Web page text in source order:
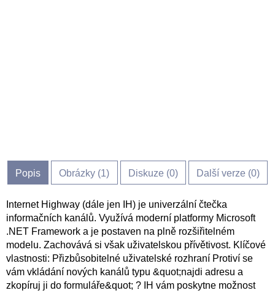
Popis Obrázky (1) Diskuze (0) Další verze (0)
Internet Highway (dále jen IH) je univerzální čtečka
informačních kanálů. Využívá moderní platformy Microsoft
.NET Framework a je postaven na plně rozšiřitelném
modelu. Zachovává si však uživatelskou přívětivost. Klíčové
vlastnosti: Přizbůsobitelné uživatelské rozhraní Protiví se
vám vkládání nových kanálů typu &quot;najdi adresu a
zkopíruj ji do formuláře&quot; ? IH vám poskytne možnost